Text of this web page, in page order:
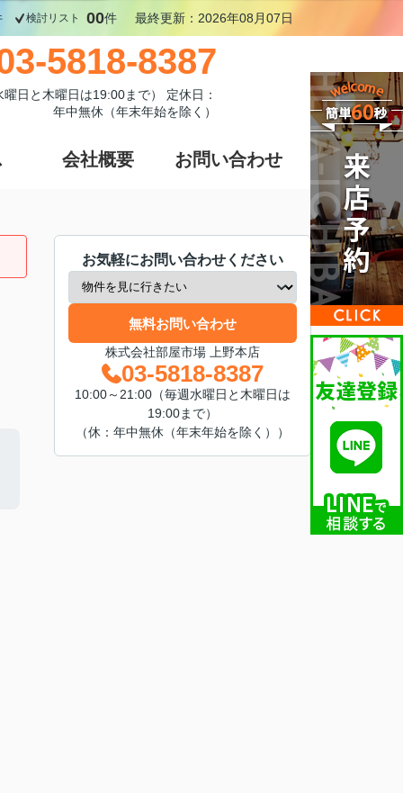
検討リスト 00件 最終更新：2026年08月07日
5818-8387
日と木曜日は19:00まで） 定休日：
年中無休（年末年始を除く）
会社概要 お問い合わせ
お気軽にお問い合わせください
無料お問い合わせ
株式会社部屋市場 上野本店
03-5818-8387
10:00～21:00（毎週水曜日と木曜日は
19:00まで）
（休：年中無休（年末年始を除く））